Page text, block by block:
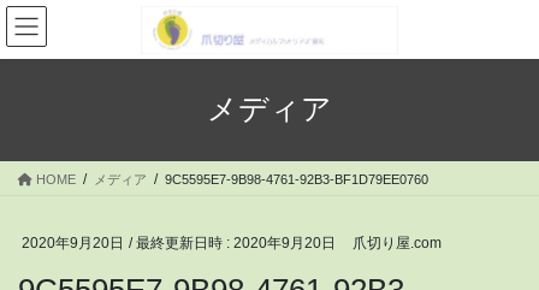
コ
ン
テ
ス
ナ
ビ
ゲ
ン
メディア
HOME メディア 9C5595E7-9B98-4761-92B3-BF1D79EE0760
2020年9月20日 / 最終更新日時 : 2020年9月20日 爪切り屋.com